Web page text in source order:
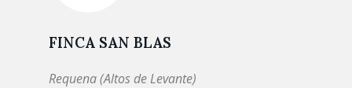
FINCA SAN BLAS
Requena (Altos de Levante)